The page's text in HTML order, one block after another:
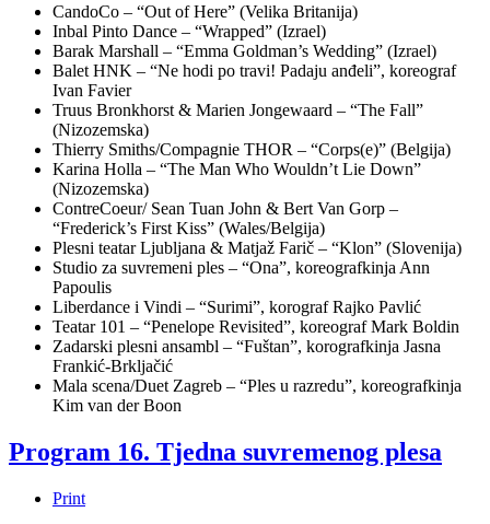
CandoCo – “Out of Here” (Velika Britanija)
Inbal Pinto Dance – “Wrapped” (Izrael)
Barak Marshall – “Emma Goldman’s Wedding” (Izrael)
Balet HNK – “Ne hodi po travi! Padaju anđeli”, koreograf
Ivan Favier
Truus Bronkhorst & Marien Jongewaard – “The Fall”
(Nizozemska)
Thierry Smiths/Compagnie THOR – “Corps(e)” (Belgija)
Karina Holla – “The Man Who Wouldn’t Lie Down”
(Nizozemska)
ContreCoeur/ Sean Tuan John & Bert Van Gorp –
“Frederick’s First Kiss” (Wales/Belgija)
Plesni teatar Ljubljana & Matjaž Farič – “Klon” (Slovenija)
Studio za suvremeni ples – “Ona”, koreografkinja Ann
Papoulis
Liberdance i Vindi – “Surimi”, korograf Rajko Pavlić
Teatar 101 – “Penelope Revisited”, koreograf Mark Boldin
Zadarski plesni ansambl – “Fuštan”, korografkinja Jasna
Frankić-Brkljačić
Mala scena/Duet Zagreb – “Ples u razredu”, koreografkinja
Kim van der Boon
Program 16. Tjedna suvremenog plesa
Print